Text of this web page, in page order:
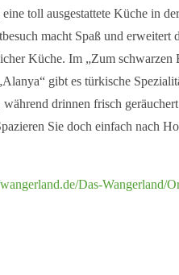
toll ausgestattete Küche in
macht Spaß und
Küche. Im „Zum schwarzen
gibt es türkische
drinnen frisch
Sie doch einfach nach
Das-Wangerland/